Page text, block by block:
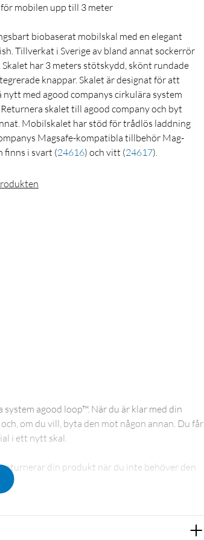
mobilen upp till 3 meter
biobaserat mobilskal med en elegant
Tillverkat i Sverige av bland annat sockerrör
Skalet har 3 meters stötskydd, skönt rundade
knappar. Skalet är designat för att
nytt med agood companys cirkulära system
skalet till agood company och byt
Mobilskalet har stöd för trådlös laddning
Magsafe-kompatibla tillbehör Mag-
finns i svart (24616) och vitt (24617).
agood loop™. När du är klar med din
om du vill, byta den mot någon annan. Du får
i ett nytt skal.
din produkt när du inte behöver den